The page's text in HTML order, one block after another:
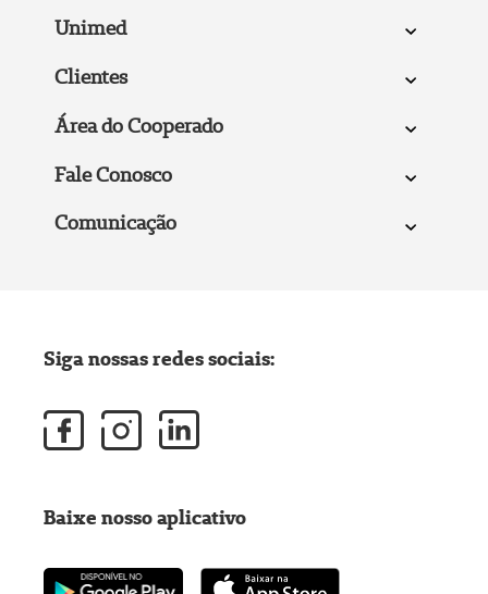
Unimed
Clientes
Área do Cooperado
Fale Conosco
Comunicação
Siga nossas redes sociais:
Baixe nosso aplicativo